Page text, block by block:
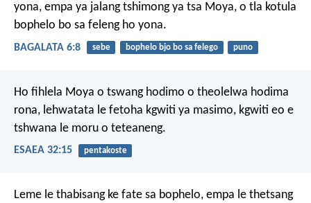
yona, empa ya jalang tshimong ya tsa Moya, o tla kotula
bophelo bo sa feleng ho yona.
BAGALATA 6:8 sebe bophelo bjo bo sa felego puno
Ho fihlela Moya o tswang hodimo o theolelwa hodima
rona, lehwatata le fetoha kgwiti ya masimo, kgwiti eo e
tshwana le moru o teteaneng.
ESAEA 32:15 pentakoste
Leme le thabisangke fate sa bophelo, empa le thetsang